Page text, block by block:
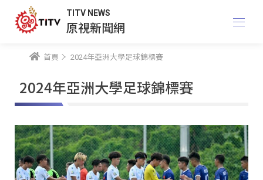
TITV NEWS
原視新聞網
首頁 2024年亞洲大學足球錦標賽
2024年亞洲大學足球錦標賽